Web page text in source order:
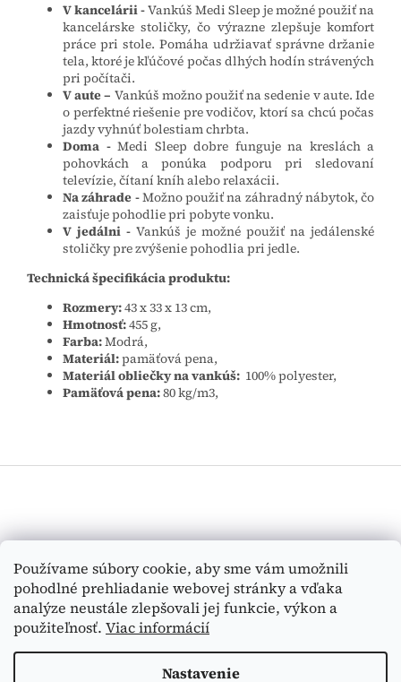
Používame súbory cookie, aby sme vám umožnili
pohodlné prehliadanie webovej stránky a vďaka
analýze neustále zlepšovali jej funkcie, výkon a
použiteľnosť. Viac informácií
Nastavenie
V kancelárii -Vankúš Medi Sleep je možné použiť na
kancelárske stoličky, čo výrazne zlepšuje komfort
práce pri stole. Pomáha udržiavať správne držanie
tela, ktoré je kľúčové počas dlhých hodín strávených
pri počítači.
V aute – Vankúš možno použiť na sedenie v aute. Ide
o perfektné riešenie pre vodičov, ktorí sa chcú počas
jazdy vyhnúť bolestiam chrbta.
Doma - Medi Sleep dobre funguje na kreslách a
pohovkách a ponúka podporu pri sledovaní
televízie, čítaní kníh alebo relaxácii.
Na záhrade -Možno použiť na záhradný nábytok, čo
zaisťuje pohodlie pri pobyte vonku.
V jedálni - Vankúš je možné použiť na jedálenské
stoličky pre zvýšenie pohodlia pri jedle.
Technická špecifikácia produktu:
Rozmery:43 x 33 x 13 cm,
Hmotnosť:455 g,
Farba:Modrá,
Materiál:pamäťová pena,
Materiál obliečky na vankúš: 100% polyester,
Pamäťová pena:80 kg/m3,
ä
HĽADAŤ
Vytvoril Shoptet